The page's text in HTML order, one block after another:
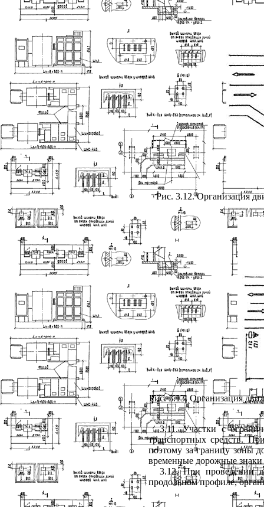
Рис. 3.12. Организация
Рис. 3.13. Организация
3.11. Участки с
транспортных средств.
поэтому за границу зоны
временные дорожные знаки
3.12. При проведении
продольном профиле,